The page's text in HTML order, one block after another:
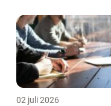
02 juli 2026